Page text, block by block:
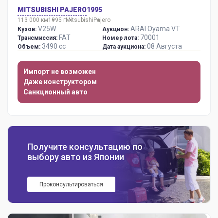
MITSUBISHI PAJERO1995
113 000 км1995 гMitsubishi Pajero
Кузов: V25W
Трансмиссия: FAT
Объем: 3490 сс
Аукцион: ARAI Oyama VT
Номер лота: 70001
Дата аукциона: 08 Августа
Импорт не возможен
Даже конструктором
Санкционный авто
Получите консультацию по
выбору авто из Японии
Проконсультироваться